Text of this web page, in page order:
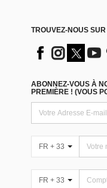
TROUVEZ-NOUS SUR
ABONNEZ-VOUS À
PREMIÈRE ! (VOUS
FR + 33
FR + 33